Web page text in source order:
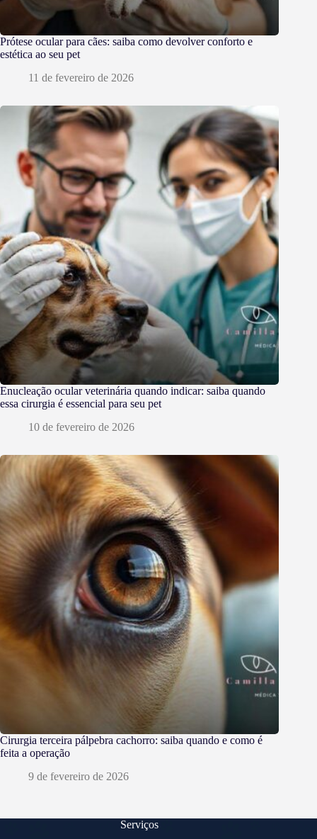
Prótese ocular para cães: saiba como devolver conforto e
estética ao seu pet
11 de fevereiro de 2026
Enucleação ocular veterinária quando indicar: saiba quando
essa cirurgia é essencial para seu pet
10 de fevereiro de 2026
Cirurgia terceira pálpebra cachorro: saiba quando e como é
feita a operação
9 de fevereiro de 2026
Serviços